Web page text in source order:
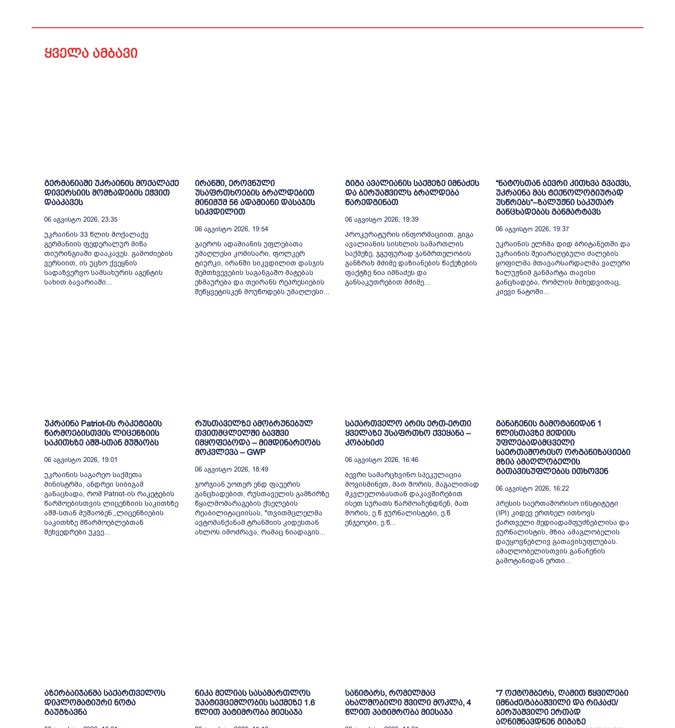
ყველა ამბავი
გერმანიაში უკრაინის მოქალაქე
დივერსიის მომზადების ეჭვით
დააკავეს
06 Აგვისტო 2026, 23:35
უკრაინის 33 წლის მოქალაქე
გერმანიის ფედერალურ მიწა
თიურინგიაში დააკავეს. გამოძიების
ვერსიით, ის უცხო ქვეყნის
სადაზვერვო სამსახურის აგენტის
სახით ბავარიაში...
ირანში, ეროვნული
უსაფრთხოების ბრალდებით
მინიმუმ 56 ადამიანი დასაჯეს
სიკვდილით
06 Აგვისტო 2026, 19:54
გაეროს ადამიანის უფლებათა
უმაღლესი კომისარი, ფოლკერ
ტიურკი, ირანში სიკვდილით დასჯის
შემთხვევების საგანგაშო მატებას
ეხმაურება და თეირანს რეპრესიების
შეწყვეტისკენ მოუწოდებს.უმაღლესი...
გიგა ავალიანის საქმეზე იმნაძეს
და ბერუაშვილს ბრალდება
წარედგინათ
06 Აგვისტო 2026, 19:39
პროკურატურის ინფორმაციით, გიგა
ავალიანის სისხლის სამართლის
საქმეზე, ჯგუფურად ჯანმრთელობის
განზრახ მძიმე დაზიანების წაქეზების
ფაქტზე ნია იმნაძეს და
განსაკუთრებით მძიმე...
“ნატოსთან ბევრი კითხვა გვაქვს,
უკრაინა მას ტექნოლოგიურად
უსწრებს“–ზალუჟნი საკუთარ
განცხადებას განმარტავს
06 Აგვისტო 2026, 19:37
უკრაინის ელჩმა დიდ ბრიტანეთში და
უკრაინის შეიარაღებული ძალების
ყოფილმა მთავარსარდალმა ვალერი
ზალუჟნიმ განმარტა თავისი
განცხადება, რომლის მიხედვითაც,
კიევი ნატოში...
უკრაინა Patriot-ის რაკეტების
წარმოებისთვის ლიცენზიის
საკითხზე აშშ-სთან მუშაობს
06 Აგვისტო 2026, 19:01
უკრაინის საგარეო საქმეთა
მინისტრმა, ანდრეი სიბიგამ
განაცხადა, რომ Patriot-ის რაკეტების
წარმოებისთვის ლიცენზიის საკითხზე
აშშ-სთან მუშაობენ.„ლიცენზიების
საკითხზე მწარმოებლებთან
შეხვედრები უკვე...
რუსთაველზე ამობრუნებულ
თვითმცლელში ბავშვი
იმყოფებოდა – მიმდინარეობს
მოკვლევა – GWP
06 Აგვისტო 2026, 18:49
ჯორჯიან უოთერ ენდ ფაუერის
განცხადებით, რუსთაველის გამზირზე
წყალმომარაგების ქსელების
რეაბილიტაციისას, "თვითმცლელმა
ავტომანქანამ ტრანშიის კიდესთან
ახლოს იმოძრავა, რამაც ნიადაგის...
საქართველო არის ერთ-ერთი
ყველაზე უსაფრთხო ქვეყანა –
კობახიძე
06 Აგვისტო 2026, 16:46
ბევრი სამარცხვინო სპეკულაცია
მოვისმინეთ, მათ შორის, მაგალითად
მკვლელობასთან დაკავშირებით
ისეთ სურათს წარმოაჩენდნენ, მათ
შორის, ე.წ ჟურნალისტები, ე.წ
ენჯეოები, ე.წ...
განაჩენის გამოტანიდან 1
წლისთავზე მედიის
უფლებადამცველი
საერთაშორისო ორგანიზაციები
მზია ამაღლობელის
გათავისუფლებას ითხოვენ
06 Აგვისტო 2026, 16:22
პრესის საერთაშორისო ინსტიტუტი
(IPI) კიდევ ერთხელ ითხოვს
ქართველი მედიადამფუძნებლისა და
ჟურნალისტის, მზია ამაგლობელის
დაუყოვნებლივ გათავისუფლებას.
ამაღლობელისთვის განაჩენის
გამოტანიდან ერთი...
აზერბაიჯანმა საქართველოს
დიპლომატიური ნოტა
გაუგზავნა
ნიკა მელიას სასამართლოს
უპატივცემლობის საქმეზე 1.6
წლით პატიმრობა მიესაჯა
სანიტარს, რომელმაც
ახალშობილი შვილი მოკლა, 4
წლით პატიმრობა მიესაჯა
“7 ოქტომბერს, ღამით წყვილები
იმნაძე/გაბაშვილი და რიკაძე/
ბერუაშვილი ერთად
აღნიშნავდნენ გიგაზე